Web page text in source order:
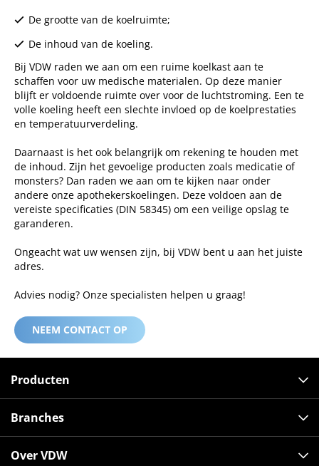
De grootte van de koelruimte;
De inhoud van de koeling.
Bij VDW raden we aan om een ruime koelkast aan te
schaffen voor uw medische materialen. Op deze manier
blijft er voldoende ruimte over voor de luchtstroming. Een te
volle koeling heeft een slechte invloed op de koelprestaties
en temperatuurverdeling.
Daarnaast is het ook belangrijk om rekening te houden met
de inhoud. Zijn het gevoelige producten zoals medicatie of
monsters? Dan raden we aan om te kijken naar onder
andere onze apothekerskoelingen. Deze voldoen aan de
vereiste specificaties (DIN 58345) om een veilige opslag te
garanderen.
Ongeacht wat uw wensen zijn, bij VDW bent u aan het juiste
adres.
Advies nodig? Onze specialisten helpen u graag!
NEEM CONTACT OP
Producten
Branches
Over VDW